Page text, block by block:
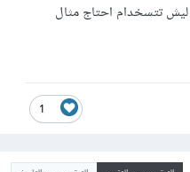
تتسخدام احتاج مثال
1